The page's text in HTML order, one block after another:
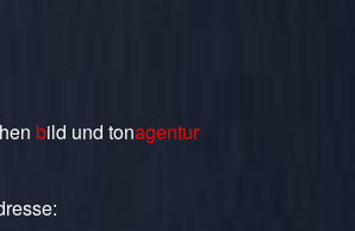
bild undtonagentur